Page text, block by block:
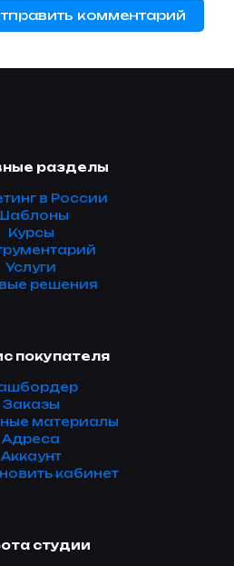
разделы
в России
Курсы
Услуги
решения
покупателя
Заказы
материалы
Адреса
Аккаунт
кабинет
студии